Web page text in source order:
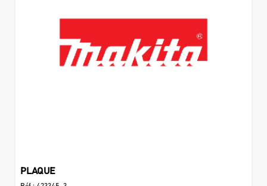
PLAQUE